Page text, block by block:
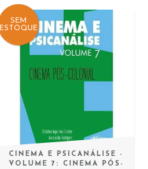
SEM
ESTOQUE
CINEMA E PSICANÁLISE -
VOLUME 7: CINEMA PÓS-